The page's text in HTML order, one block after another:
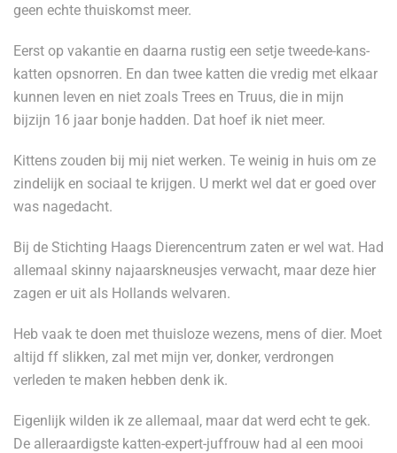
geen echte thuiskomst meer.
Eerst op vakantie en daarna rustig een setje tweede-kans-
katten opsnorren. En dan twee katten die vredig met elkaar
kunnen leven en niet zoals Trees en Truus, die in mijn
bijzijn 16 jaar bonje hadden. Dat hoef ik niet meer.
Kittens zouden bij mij niet werken. Te weinig in huis om ze
zindelijk en sociaal te krijgen. U merkt wel dat er goed over
was nagedacht.
Bij de Stichting Haags Dierencentrum zaten er wel wat. Had
allemaal skinny najaarskneusjes verwacht, maar deze hier
zagen er uit als Hollands welvaren.
Heb vaak te doen met thuisloze wezens, mens of dier. Moet
altijd ff slikken, zal met mijn ver, donker, verdrongen
verleden te maken hebben denk ik.
Eigenlijk wilden ik ze allemaal, maar dat werd echt te gek.
De alleraardigste katten-expert-juffrouw had al een mooi